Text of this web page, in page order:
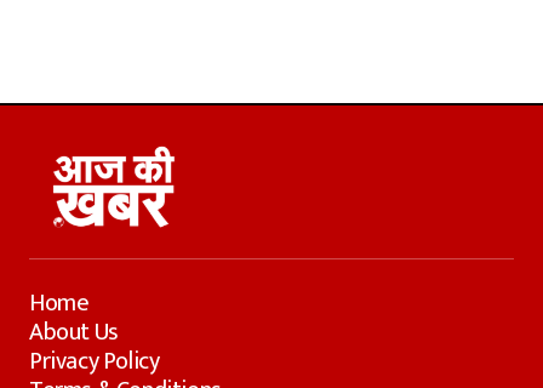
Home
About Us
Privacy Policy